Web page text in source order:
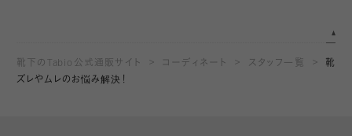
靴下のTabio公式通販サイト コーディネート スタッフ一覧
靴
ズレやムレのお悩み解決！